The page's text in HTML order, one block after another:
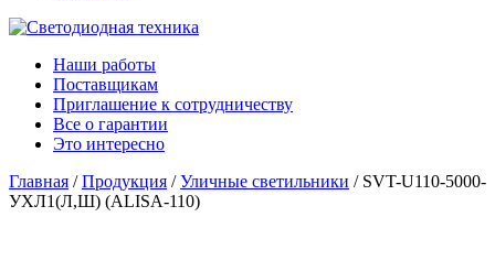
Наши работы
Поставщикам
Приглашение к сотрудничеству
Все о гарантии
Это интересно
Главная /Продукция /Уличные светильники / SVT-U110-5000-
УХЛ1(Л,Ш) (ALISA-110)